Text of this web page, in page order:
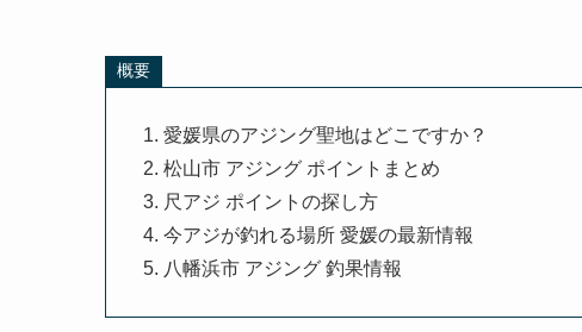
概要
愛媛県のアジング聖地はどこですか？
松山市 アジング ポイントまとめ
尺アジ ポイントの探し方
今アジが釣れる場所 愛媛の最新情報
八幡浜市 アジング 釣果情報